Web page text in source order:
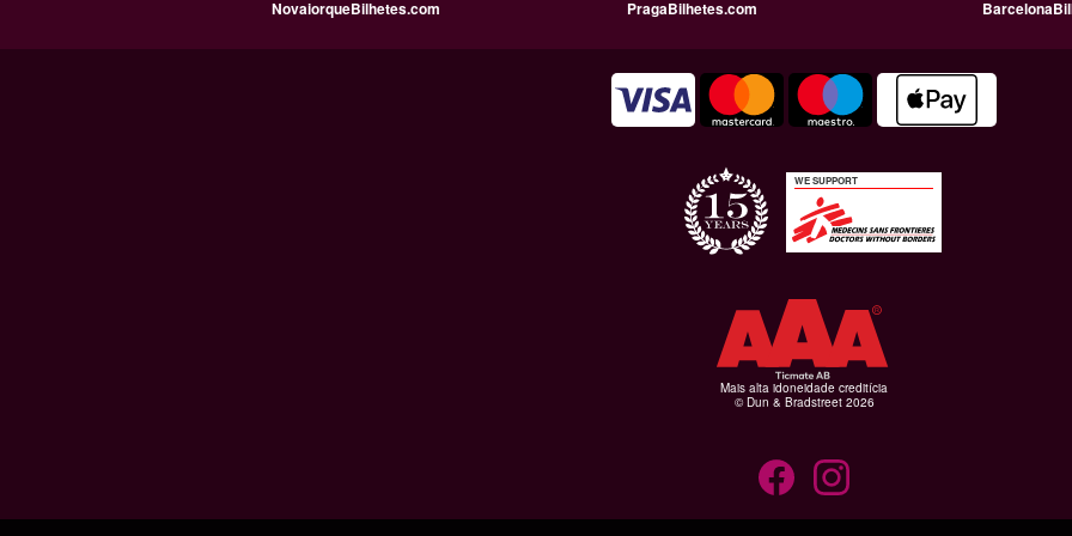
NovaiorqueBilhetes.com
PragaBilhetes.com
WE SUPPORT
Mais alta idoneidade creditícia
© Dun & Bradstreet 2026